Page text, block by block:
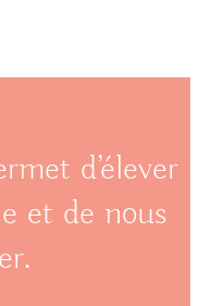
d’élever
et de nous